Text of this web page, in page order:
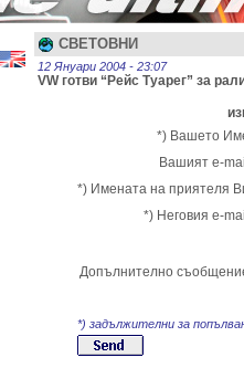
СВЕТОВНИ
12 Януари 2004 - 23:07
VW готви “Рейс Туарег” за
*) Вашето
Вашият e-
*) Имената на приятеля
*) Неговия e-
Допълнително
*) задължителни за